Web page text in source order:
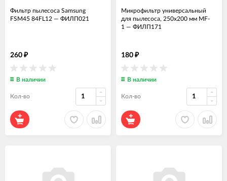
Фильтр пылесоса Samsung
FSM45 84FL12 — ФИЛП021
260 ₽
В наличии
Кол-во
Микрофильтр универсальный
для пылесоса, 250х200 мм MF-
1 — ФИЛП171
180 ₽
В наличии
Кол-во